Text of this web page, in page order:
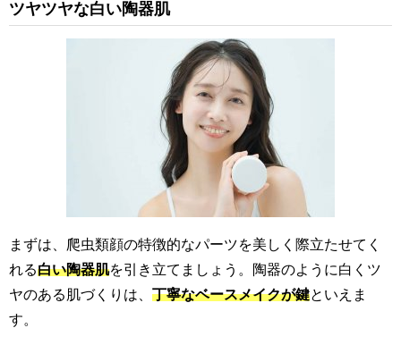
ツヤツヤな白い陶器肌
まずは、爬虫類顔の特徴的なパーツを美しく際立たせてく
れる白い陶器肌を引き立てましょう。陶器のように白くツ
ヤのある肌づくりは、 丁寧なベースメイクが鍵といえま
す。